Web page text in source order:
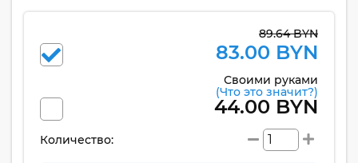
89.64 BYN
83.00 BYN
Своими руками
(Что это значит?)
44.00 BYN
Количество: